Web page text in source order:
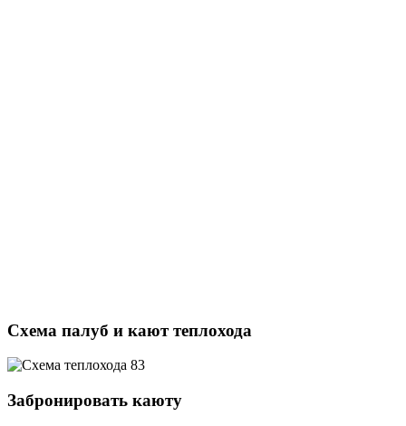
Схема палуб и кают теплохода
Забронировать каюту